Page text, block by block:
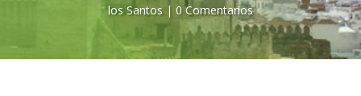
los Santos| 0 Comentarios